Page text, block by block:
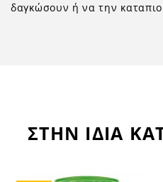
δαγκώσουν ή να την
ΣΤΗΝ ΙΔΙΑ